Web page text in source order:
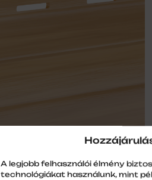
A legjobb felhasználói élmény
technológiákat használunk, mint